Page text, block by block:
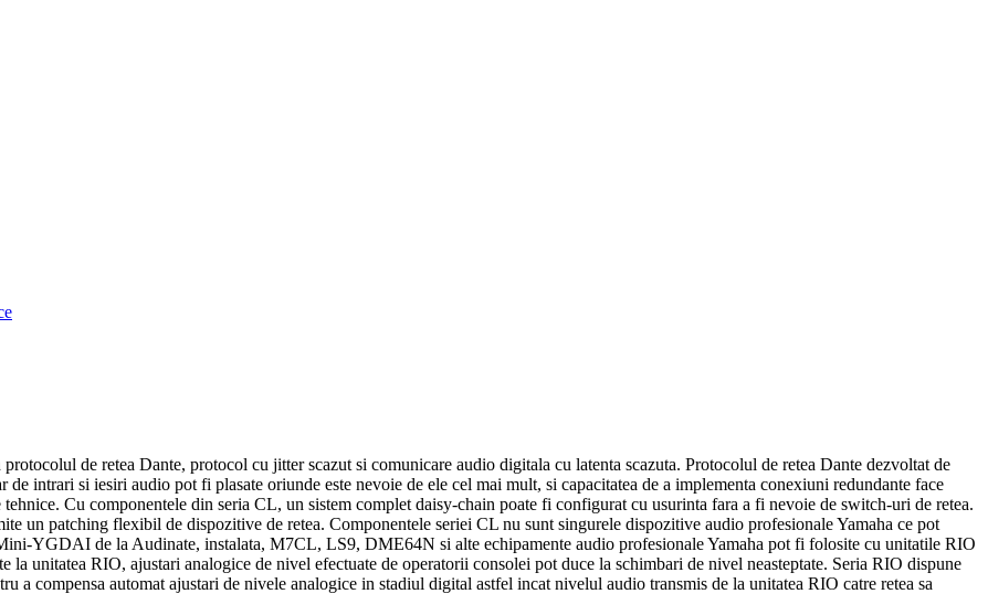
de retea Dante, protocol cu jitter scazut si comunicare audio digitala cu latenta scazuta. Protocolul de retea Dante dezvoltat de
intrari si iesiri audio pot fi plasate oriunde este nevoie de ele cel mai mult, si capacitatea de a implementa conexiuni redundante face
Cu componentele din seria CL, un sistem complet daisy-chain poate fi configurat cu usurinta fara a fi nevoie de switch-uri de retea.
un patching flexibil de dispozitive de retea. Componentele seriei CL nu sunt singurele dispozitive audio profesionale Yamaha ce pot
YGDAI de la Audinate, instalata, M7CL, LS9, DME64N si alte echipamente audio profesionale Yamaha pot fi folosite cu unitatile RIO
la unitatea RIO, ajustari analogice de nivel efectuate de operatorii consolei pot duce la schimbari de nivel neasteptate. Seria RIO dispune
a compensa automat ajustari de nivele analogice in stadiul digital astfel incat nivelul audio transmis de la unitatea RIO catre retea sa